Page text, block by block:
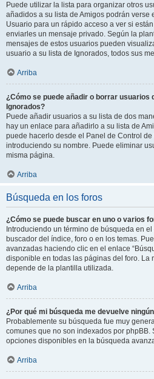
Puede utilizar la lista para organizar otros
añadidos a su lista de Amigos podrán verse
Usuario para un rápido acceso a ver si
enviarles un mensaje privado. Según la
mensajes de estos usuarios pueden
usuario a su lista de Ignorados, todos sus
Arriba
¿Cómo se puede añadir o borrar usuarios
Ignorados?
Puede añadir usuarios a su lista de dos
hay un enlace para añadirlo a su lista de
puede hacerlo desde el Panel de Control
introduciendo su nombre. Puede eliminar
misma página.
Arriba
Búsqueda en los foros
¿Cómo se puede buscar en uno o varios
Introduciendo un término de búsqueda en
buscador del índice, foro o en los temas.
avanzadas haciendo clic en el enlace
disponible en todas las páginas del foro. La
depende de la plantilla utilizada.
Arriba
¿Por qué mi búsqueda me devuelve
Probablemente su búsqueda fue muy
comunes que no son indexados por phpBB.
opciones disponibles en la búsqueda
Arriba